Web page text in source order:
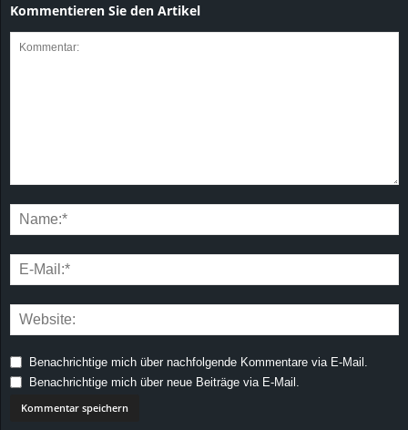
Kommentieren Sie den Artikel
Benachrichtige mich über nachfolgende Kommentare via E-Mail.
Benachrichtige mich über neue Beiträge via E-Mail.